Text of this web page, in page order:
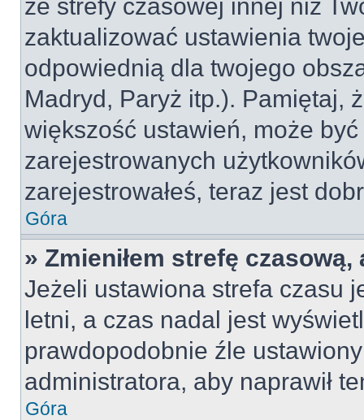
ze strefy czasowej innej niż
zaktualizować ustawienia
odpowiednią dla twojego
Madryd, Paryż itp.). Pamiętaj,
większość ustawień, może
zarejestrowanych
zarejestrowałeś, teraz jest
Góra
» Zmieniłem strefę
Jeżeli ustawiona strefa czasu
letni, a czas nadal jest
prawdopodobnie źle
administratora, aby naprawił
Góra